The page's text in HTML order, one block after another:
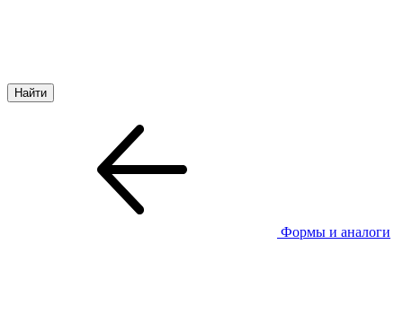
Формы и аналоги